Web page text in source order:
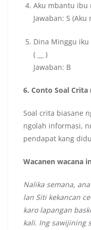
Aku mbantu ibu
Jawaban: S
Dina Minggu
( __ )
Jawaban: B
6. Conto Soal
Soal crita biasane
ngolah informasi,
pendapat kang
Wacanen wacana
Nalika semana,
lan Siti kekancan
karo lapangan
kali. Ing sawijining